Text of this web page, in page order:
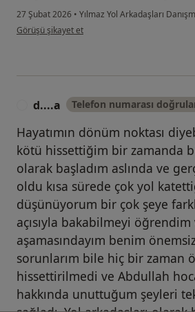
27 Şubat 2026 • Yılmaz Yol Arkadaşları
kullanıcının görüşüne göre r.....
Görüşü şikayet et
d....a Telefon numarası
Hayatımın dönüm noktası
kötü hissettiğim bir zamanda
olarak başladım aslında ve
oldu kısa sürede çok yol
düşünüyorum bir çok şeye
açısıyla bakabilmeyi
aşamasındayım benim
sorunlarım bile hiç bir zaman
hissettirilmedi ve Abdullah
hakkında unuttuğum şeyleri